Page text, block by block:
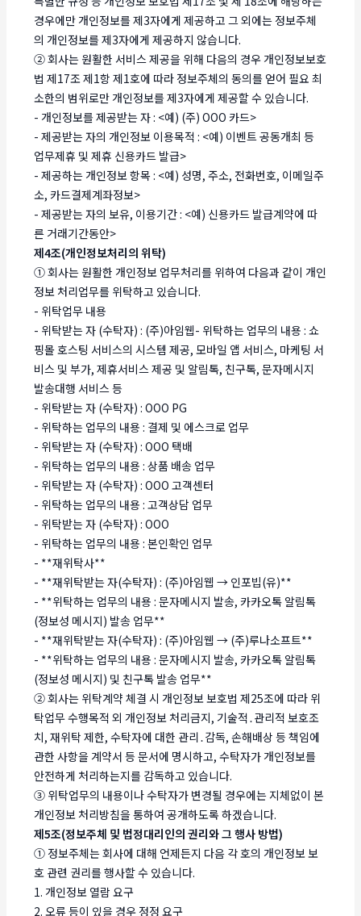
경우에만 개인정보를 제3자에게 제공하고 그 외에는 정보주체
의 개인정보를 제3자에게 제공하지 않습니다.
② 회사는 원활한 서비스 제공을 위해 다음의 경우 개인정보보호
법 제17조 제1항 제1호에 따라 정보주체의 동의를 얻어 필요 최
소한의 범위로만 개인정보를 제3자에게 제공할 수 있습니다.
- 개인정보를 제공받는 자 : <예) (주) OOO 카드>
- 제공받는 자의 개인정보 이용목적 : <예) 이벤트 공동개최 등
업무제휴 및 제휴 신용카드 발급>
- 제공하는 개인정보 항목 : <예) 성명, 주소, 전화번호, 이메일주
소, 카드결제계좌정보>
- 제공받는 자의 보유, 이용기간 : <예) 신용카드 발급계약에 따
른 거래기간동안>
제4조(개인정보처리의 위탁)
① 회사는 원활한 개인정보 업무처리를 위하여 다음과 같이 개인
정보 처리업무를 위탁하고 있습니다.
- 위탁업무 내용
- 위탁받는 자 (수탁자) : (주)아임웹- 위탁하는 업무의 내용 : 쇼
핑몰 호스팅 서비스의 시스템 제공, 모바일 앱 서비스, 마케팅 서
비스 및 부가, 제휴서비스 제공 및 알림톡, 친구톡, 문자메시지
발송대행 서비스 등
- 위탁받는 자 (수탁자) : OOO PG
- 위탁하는 업무의 내용 : 결제 및 에스크로 업무
- 위탁받는 자 (수탁자) : OOO 택배
- 위탁하는 업무의 내용 : 상품 배송 업무
- 위탁받는 자 (수탁자) : OOO 고객센터
- 위탁하는 업무의 내용 : 고객상담 업무
- 위탁받는 자 (수탁자) : OOO
- 위탁하는 업무의 내용 : 본인확인 업무
- **재위탁사**
- **재위탁받는 자(수탁자) : (주)아임웹 → 인포빕(유)**
- **위탁하는 업무의 내용 : 문자메시지 발송, 카카오톡 알림톡
(정보성 메시지) 발송 업무**
- **재위탁받는 자(수탁자) : (주)아임웹 → (주)루나소프트**
- **위탁하는 업무의 내용 : 문자메시지 발송, 카카오톡 알림톡
(정보성 메시지) 및 친구톡 발송 업무**
② 회사는 위탁계약 체결 시 개인정보 보호법 제25조에 따라 위
탁업무 수행목적 외 개인정보 처리금지, 기술적․관리적 보호조
치, 재위탁 제한, 수탁자에 대한 관리․감독, 손해배상 등 책임에
관한 사항을 계약서 등 문서에 명시하고, 수탁자가 개인정보를
안전하게 처리하는지를 감독하고 있습니다.
③ 위탁업무의 내용이나 수탁자가 변경될 경우에는 지체없이 본
개인정보 처리방침을 통하여 공개하도록 하겠습니다.
제5조(정보주체 및 법정대리인의 권리와 그 행사 방법)
① 정보주체는 회사에 대해 언제든지 다음 각 호의 개인정보 보
호 관련 권리를 행사할 수 있습니다.
1. 개인정보 열람 요구
2. 오류 등이 있을 경우 정정 요구